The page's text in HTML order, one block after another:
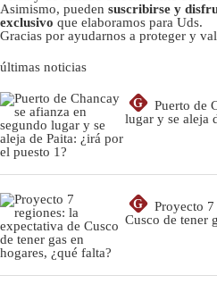
Asimismo, pueden suscribirse y
exclusivo que elaboramos para Uds.
Gracias por ayudarnos a proteger y
últimas noticias
G
Puerto de
lugar y se aleja
G
Proyecto
Cusco de tener